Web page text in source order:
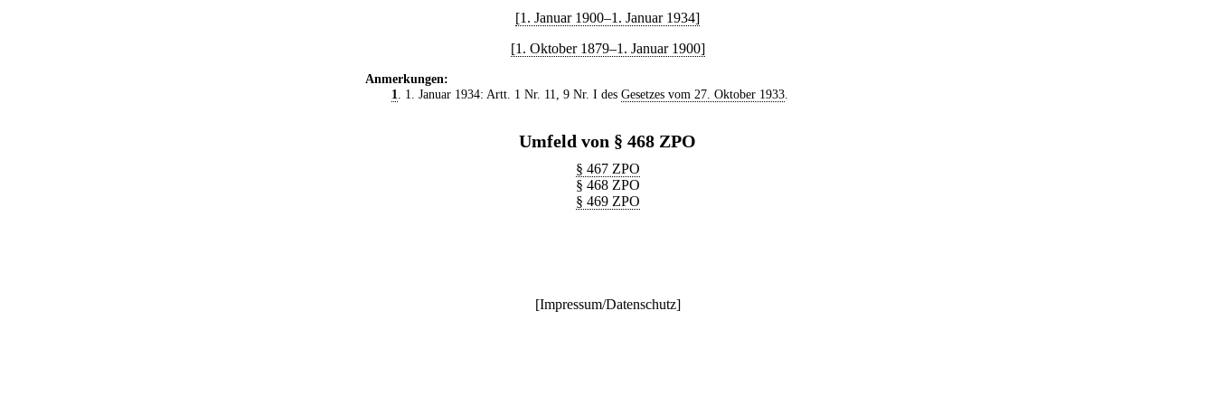
[1. Januar 1900–1. Januar 1934]
[1. Oktober 1879–1. Januar 1900]
Anmerkungen:
1
. 1. Januar 1934: Artt. 1 Nr. 11, 9 Nr. I des Gesetzes vom 27. Oktober 1933.
Umfeld von § 468 ZPO
§ 467 ZPO
§ 468 ZPO
§ 469 ZPO
[Impressum/Datenschutz]